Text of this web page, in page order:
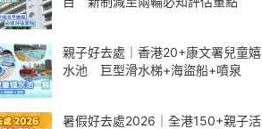
親子好去處｜香港20+康文署兒童嬉
水池 巨型滑水梯+海盜船+噴泉
暑假好去處2026｜全港150+親子活